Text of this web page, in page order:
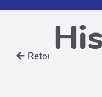
Retour